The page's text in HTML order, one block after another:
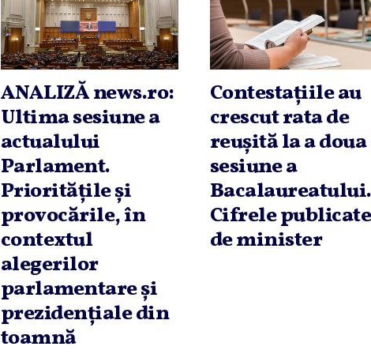
ANALIZĂ news.ro:
Ultima sesiune a
actualului
Parlament.
Priorităţile şi
provocările, în
contextul
alegerilor
parlamentare şi
prezidenţiale din
toamnă
Contestaţiile au
crescut rata de
reuşită la a doua
sesiune a
Bacalaureatului.
Cifrele publicate
de minister